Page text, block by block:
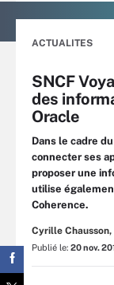
ACTUALITES
SNCF
des
Oracle
Dans le cadre
connecter ses
proposer une
utilise
Coherence.
Cyrille Chausson,
Publié le: 20 nov.